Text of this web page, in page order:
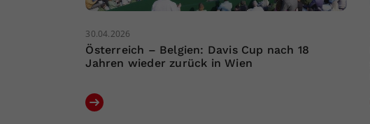
30.04.2026
Österreich – Belgien: Davis Cup nach 18
Jahren wieder zurück in Wien